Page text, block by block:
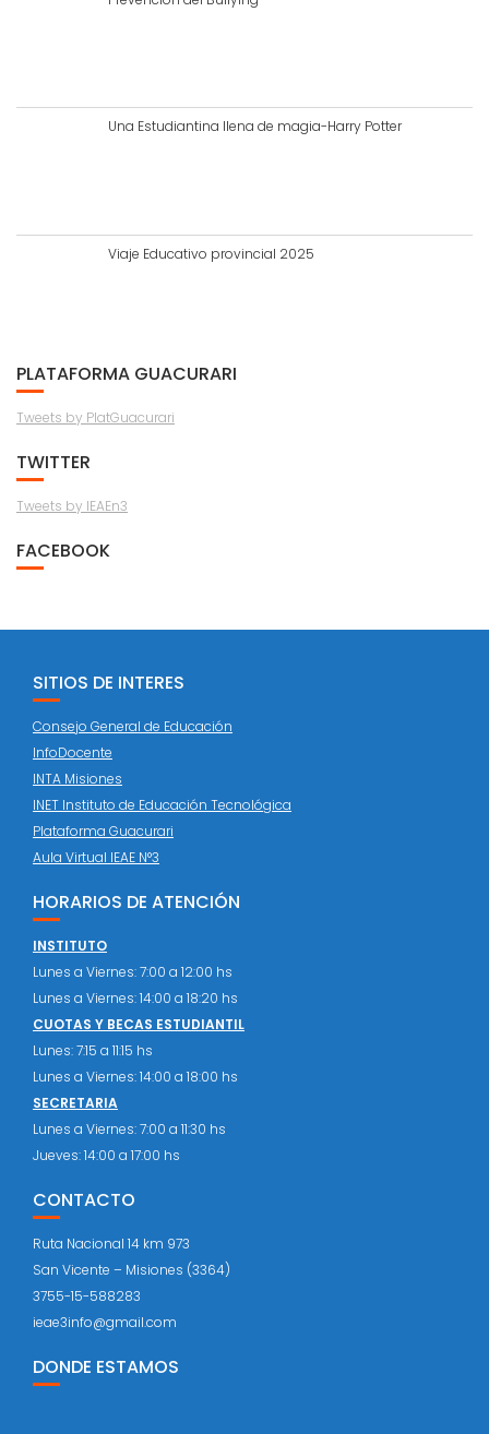
Una Estudiantina llena de magia-Harry Potter
Viaje Educativo provincial 2025
PLATAFORMA GUACURARI
Tweets by PlatGuacurari
TWITTER
Tweets by IEAEn3
FACEBOOK
SITIOS DE INTERES
Consejo General de Educación
InfoDocente
INTA Misiones
INET Instituto de Educación Tecnológica
Plataforma Guacurari
Aula Virtual IEAE N°3
HORARIOS DE ATENCIÓN
INSTITUTO
Lunes a Viernes: 7:00 a 12:00 hs
Lunes a Viernes: 14:00 a 18:20 hs
CUOTAS Y BECAS ESTUDIANTIL
Lunes: 7:15 a 11:15 hs
Lunes a Viernes: 14:00 a 18:00 hs
SECRETARIA
Lunes a Viernes: 7:00 a 11:30 hs
Jueves: 14:00 a 17:00 hs
CONTACTO
Ruta Nacional 14 km 973
San Vicente – Misiones (3364)
3755-15-588283
ieae3info@gmail.com
DONDE ESTAMOS